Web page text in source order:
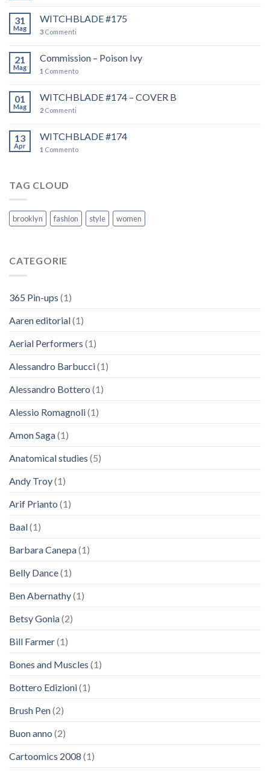
31
Mag
WITCHBLADE #175
3 Commenti
21
Mag
Commission – Poison Ivy
1 Commento
01
Mag
WITCHBLADE #174 – COVER B
2 Commenti
13
Apr
WITCHBLADE #174
1 Commento
TAG CLOUD
brooklyn fashion style women
CATEGORIE
365 Pin-ups (1)
Aaren editorial(1)
Aerial Performers (1)
Alessandro Barbucci(1)
Alessandro Bottero (1)
Alessio Romagnoli(1)
Amon Saga(1)
Anatomical studies (5)
Andy Troy(1)
Arif Prianto (1)
Baal(1)
Barbara Canepa(1)
Belly Dance(1)
Ben Abernathy(1)
Betsy Gonia(2)
Bill Farmer(1)
Bones and Muscles (1)
Bottero Edizioni(1)
Brush Pen(2)
Buon anno (2)
Cartoomics 2008 (1)